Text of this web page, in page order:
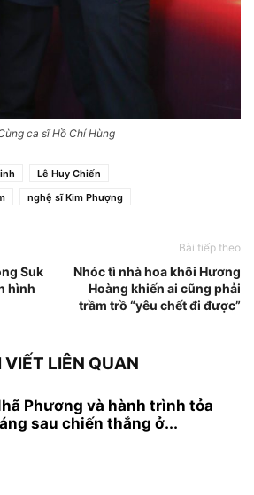
ca sĩ Hồ Chí Hùng
Lê Huy Chiến
nghệ sĩ Kim Phượng
Suk
hình
Bài tiếp theo
Nhóc tì nhà hoa khôi Hương
Hoàng khiến ai cũng phải
trầm trồ “yêu chết đi được”
VIẾT LIÊN QUAN
Phương và hành trình tỏa
sau chiến thắng ở...